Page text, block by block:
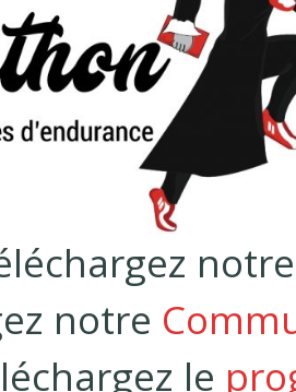
notre
notre
le